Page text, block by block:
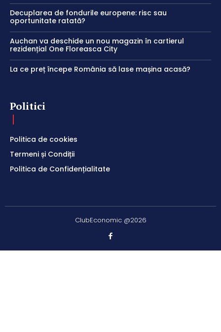
Decuplarea de fondurile europene: risc sau
oportunitate ratată?
Auchan va deschide un nou magazin în cartierul
rezidențial One Floreasca City
La ce preț începe România să lase mașina acasă?
Politici
Politica de cookies
Termeni și Condiții
Politica de Confidențialitate
ClubEconomic @2026